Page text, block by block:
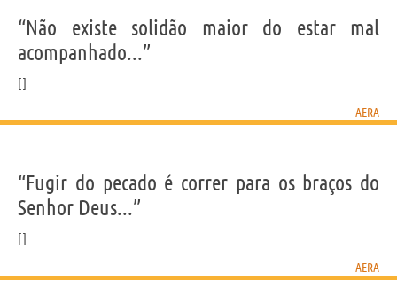
“Não existe solidão maior do estar mal
acompanhado...”
AERA
“Fugir do pecado é correr para os braços do
Senhor Deus...”
AERA